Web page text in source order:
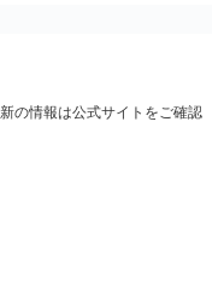
の情報は公式サイトをご確認